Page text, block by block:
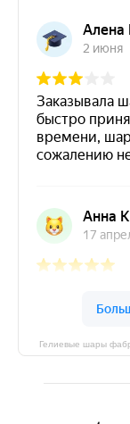
Гелиевые шары